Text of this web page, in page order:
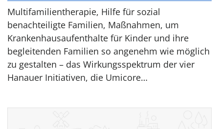
Multifamilientherapie, Hilfe für sozial
benachteiligte Familien, Maßnahmen, um
Krankenhausaufenthalte für Kinder und ihre
begleitenden Familien so angenehm wie möglich
zu gestalten – das Wirkungsspektrum der vier
Hanauer Initiativen, die Umicore…